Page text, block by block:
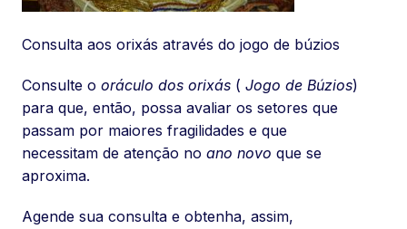
Consulta aos orixás através do jogo de búzios
Consulte o oráculo dos orixás ( Jogo de Búzios)
para que, então, possa avaliar os setores que
passam por maiores fragilidades e que
necessitam de atenção no ano novo que se
aproxima.
Agende sua consulta e obtenha, assim,